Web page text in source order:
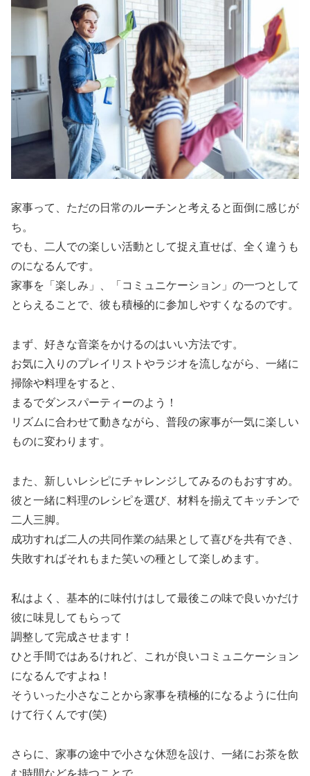
家事って、ただの日常のルーチンと考えると面倒に感じが
ち。
でも、二人での楽しい活動として捉え直せば、全く違うも
のになるんです。
家事を「楽しみ」、「コミュニケーション」の一つとして
とらえることで、彼も積極的に参加しやすくなるのです。
まず、好きな音楽をかけるのはいい方法です。
お気に入りのプレイリストやラジオを流しながら、一緒に
掃除や料理をすると、
まるでダンスパーティーのよう！
リズムに合わせて動きながら、普段の家事が一気に楽しい
ものに変わります。
また、新しいレシピにチャレンジしてみるのもおすすめ。
彼と一緒に料理のレシピを選び、材料を揃えてキッチンで
二人三脚。
成功すれば二人の共同作業の結果として喜びを共有でき、
失敗すればそれもまた笑いの種として楽しめます。
私はよく、基本的に味付けはして最後この味で良いかだけ
彼に味見してもらって
調整して完成させます！
ひと手間ではあるけれど、これが良いコミュニケーション
になるんですよね！
そういった小さなことから家事を積極的になるように仕向
けて行くんです(笑)
さらに、家事の途中で小さな休憩を設け、一緒にお茶を飲
む時間などを持つことで、